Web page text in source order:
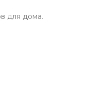
для дома.